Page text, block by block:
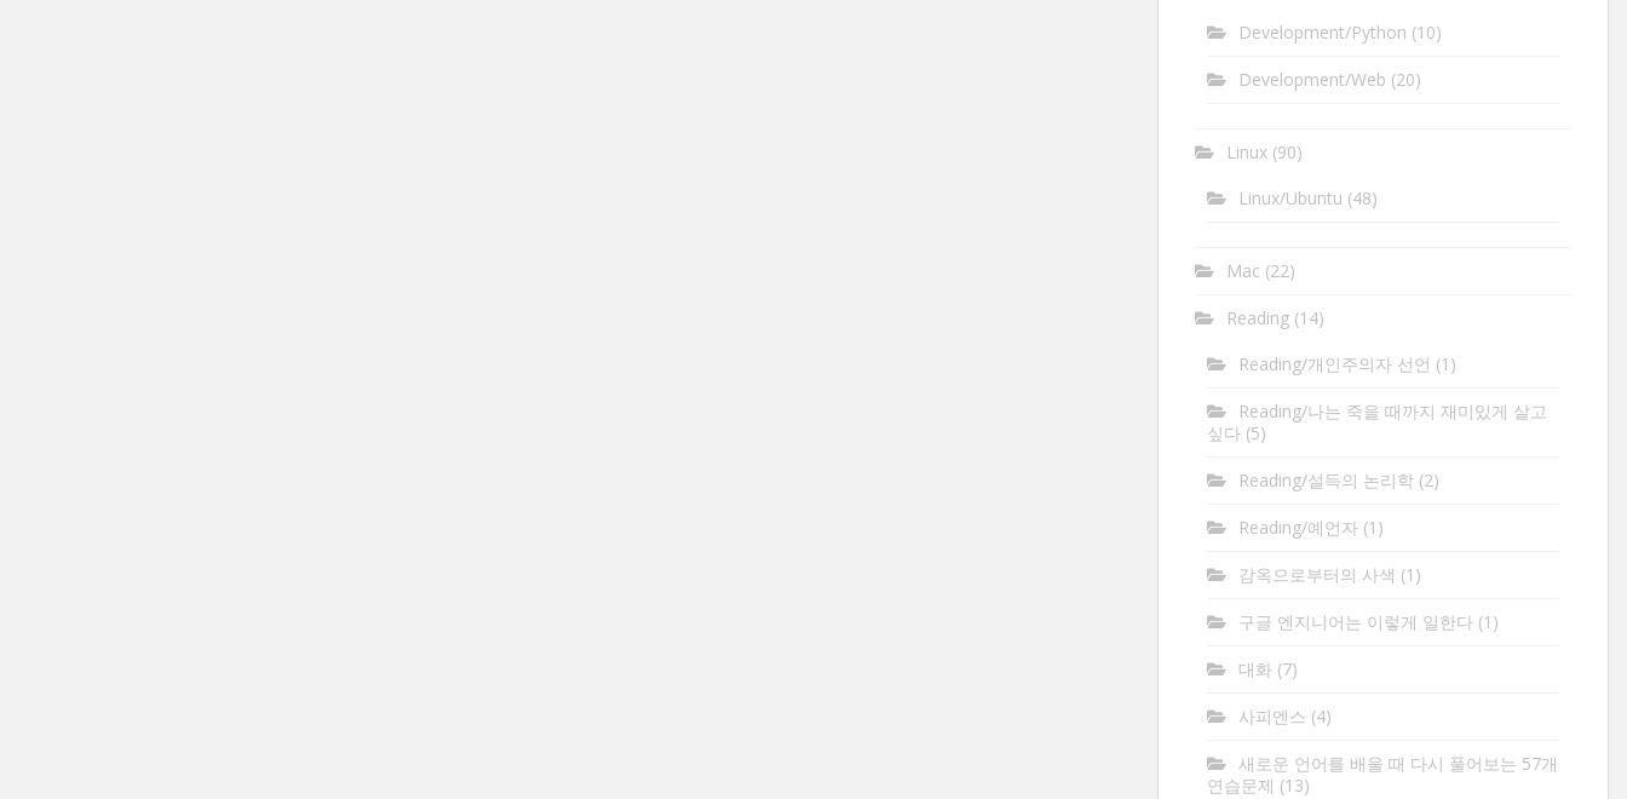
Development/Python (10)
Development/Web (20)
Linux(90)
Linux/Ubuntu (48)
Mac (22)
Reading(14)
Reading/개인주의자 선언 (1)
Reading/나는 죽을 때까지 재미있게 살고
싶다(5)
Reading/설득의 논리학(2)
Reading/예언자(1)
감옥으로부터의 사색 (1)
구글 엔지니어는 이렇게 일한다(1)
대화(7)
사피엔스 (4)
새로운 언어를 배울 때 다시 풀어보는 57개
연습문제 (13)